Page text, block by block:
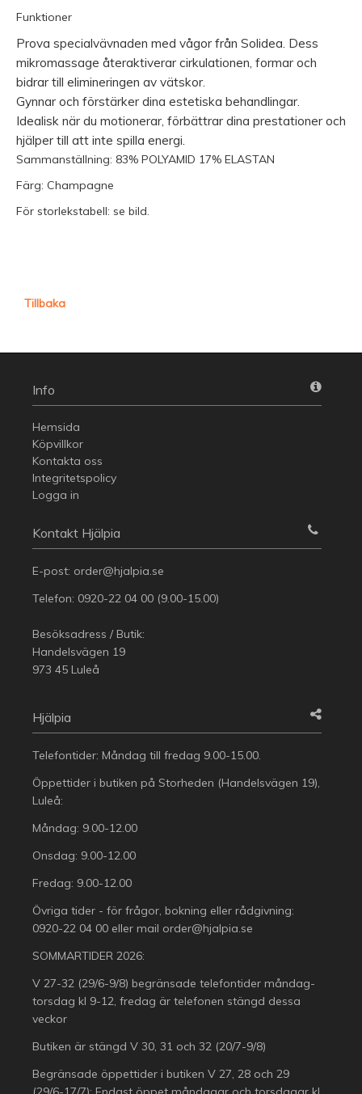
Funktioner
Prova specialvävnaden med vågor från Solidea. Dess
mikromassage återaktiverar cirkulationen, formar och
bidrar till elimineringen av vätskor.
Gynnar och förstärker dina estetiska behandlingar.
Idealisk när du motionerar, förbättrar dina prestationer och
hjälper till att inte spilla energi.
Sammanställning: 83% POLYAMID 17% ELASTAN
Färg: Champagne
För storlekstabell: se bild.
Tillbaka
Info
Hemsida
Köpvillkor
Kontakta oss
Integritetspolicy
Logga in
Kontakt Hjälpia
E-post: order@hjalpia.se
Telefon: 0920-22 04 00 (9.00-15.00)
Besöksadress / Butik:
Handelsvägen 19
973 45 Luleå
Hjälpia
Telefontider: Måndag till fredag 9.00-15.00.
Öppettider i butiken på Storheden (Handelsvägen 19),
Luleå:
Måndag: 9.00-12.00
Onsdag: 9.00-12.00
Fredag: 9.00-12.00
Övriga tider - för frågor, bokning eller rådgivning:
0920-22 04 00 eller mail order@hjalpia.se
SOMMARTIDER 2026:
V 27-32 (29/6-9/8) begränsade telefontider måndag-
torsdag kl 9-12, fredag är telefonen stängd dessa
veckor
Butiken är stängd V 30, 31 och 32 (20/7-9/8)
Begränsade öppettider i butiken V 27, 28 och 29